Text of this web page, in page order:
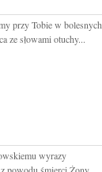
przy Tobie w bolesnych
ze słowami otuchy...
wyrazy